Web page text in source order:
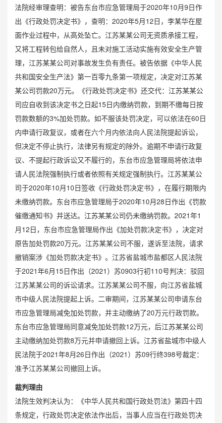
法院经审理查明：被告东台市应急管理局于2020年10月9日作
出《行政处罚决定书》，查明：2020年5月12日，李某华在屋
面作业过程中，从高处坠亡。江苏某某公司无资质承接工程，
又将工程转包给自然人，且未对施工活动实施有效安全生产管
理，江苏某某公司对事故发生负有责任。被告依据《中华人民
共和国安全生产法》第一百零九条第一项规定，决定对江苏某
某公司罚款20万元。《行政处罚决定书》还交代：江苏某某公
司应自收到该决定书之日起15日内缴纳罚款，到期不缴每日按
罚款数额的3%加处罚款。如不服该处罚决定，可以依法在60日
内申请行政复议，或者在六个月内依法向人民法院提起诉讼，
但决定不停止执行，法律另有规定的除外。逾期不申请行政复
议、不提起行政诉讼又不履行的，东台市应急管理局将依法申
请人民法院强制执行或者依照有关规定强制执行。江苏某某公
司于2020年10月10日签收《行政处罚决定书》，在履行期限内
未缴纳罚款。东台市应急管理局于2020年10月28日作出《罚款
催缴通知书》并送达。江苏某某公司仍未缴纳罚款。2021年1
月12日，东台市应急管理局作出《加处罚款决定书》，决定对
原告加处罚款20万元。江苏某某公司不服，遂诉至法院，请求
撤销案涉《加处罚款决定书》。江苏省盐城市盐都区人民法院
于2021年6月15日作出（2021）苏0903行初110号判决：驳回
江苏某某公司的诉讼请求。江苏某某公司不服，向江苏省盐城
市中级人民法院提起上诉。二审期间，江苏某某公司申请东台
市应急管理局减免加处罚款，并主动缴纳了20万元行政罚款。
东台市应急管理局同意减免加处罚款12万元，后江苏某某公司
主动缴纳加处罚款8万元并申请撤回上诉。江苏省盐城市中级人
民法院于2021年8月26日作出（2021）苏09行终398号裁定：
准予江苏某某公司撤回上诉。
裁判理由
法院生效判决认为：《中华人民共和国行政处罚法》第四十四
条规定，行政处罚决定依法作出后，当事人应当在行政处罚决